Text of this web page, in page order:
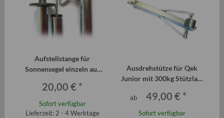
Aufstellstange für
Sonnensegel einzeln aus
20,00 € *
Sofort verfügbar
Lieferzeit: 2 - 4 Werktage
Ausdrehstütze für Qek
Junior mit 300kg Stützlast
ab 49,00 € *
Sofort verfügbar